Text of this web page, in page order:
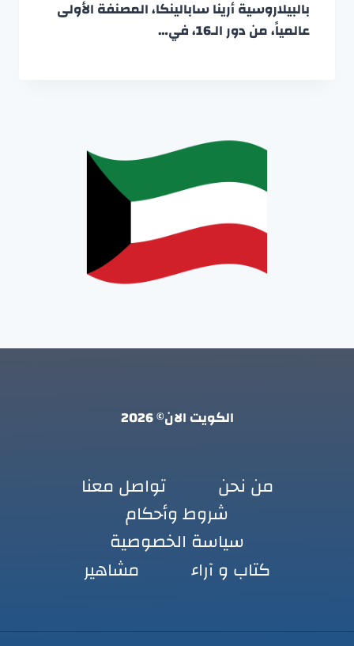
بالبيلاروسية أرينا سابالينكا، المصنفة الأولى
عالمياً، من دور الـ16، في…
الكويت الان© 2026
من نحن
تواصل معنا
شروط وأحكام
سياسة الخصوصية
كتاب و آراء
مشاهير